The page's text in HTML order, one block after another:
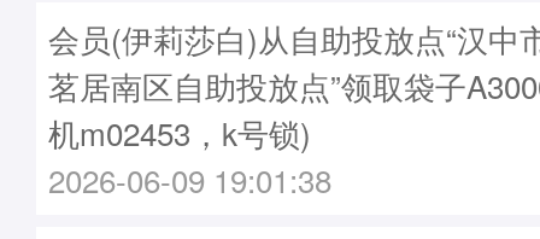
会员(伊莉莎白)从自助投放点“汉中
茗居南区自助投放点”领取袋子
机m02453，k号锁)
2026-06-09 19:01:38